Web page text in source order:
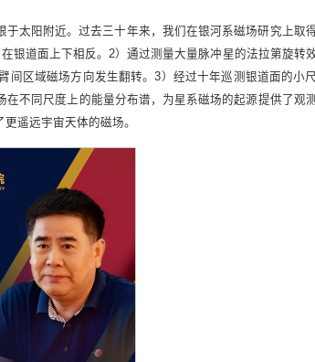
太阳附近。过去三十年来，我们在银河系磁场研究上取
银道面上下相反。2）通过测量大量脉冲星的法拉第旋转
区域磁场方向发生翻转。3）经过十年巡测银道面的小
不同尺度上的能量分布谱，为星系磁场的起源提供了观
遥远宇宙天体的磁场。